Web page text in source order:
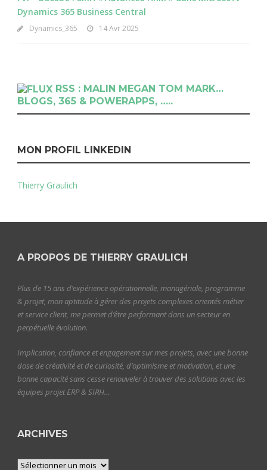
Dynamics 365 Business Central
Dynamics_365 14 Avr 2025
RSS : MALIN MEGAN TOM MARK…
BLOGS, 365 & POWERAPPS, …..
MON PROFIL LINKEDIN
Thierry Graulich
A PROPOS DE THIERRY GRAULICH
Plus de 15 ans d’expérience opérationnelle, managériale, programme
& projet, mon aptitude à gérer des projets complexes orientés métier
et service client, me permet d’être performant dans un secteur en
perpétuelle évolution.
Implication, confiance et engagement sur mes projets, avec une bonne
dose de créativité et de curiosité, d’optimisme et motivation, et une
bonne capacité sans cesse renouveler à trouver des solutions avec les
équipes projet ERP & SIRH…
ARCHIVES
Archives